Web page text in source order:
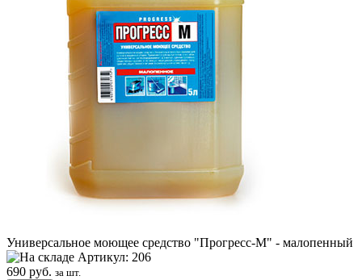
Универсальное моющее средство "Прогресс-М" - малопенный
Артикул: 206
690 руб. за шт.